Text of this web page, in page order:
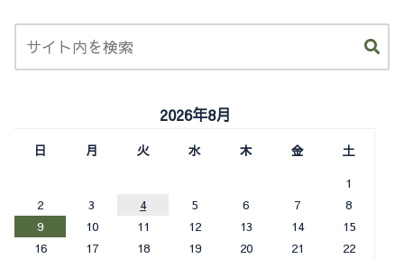
2026年8月
日 月 火 水 木 金
土
1
2
3 4 5 6 7
8
9
10 11 12 13 14
15
16
17 18 19 20 21
22